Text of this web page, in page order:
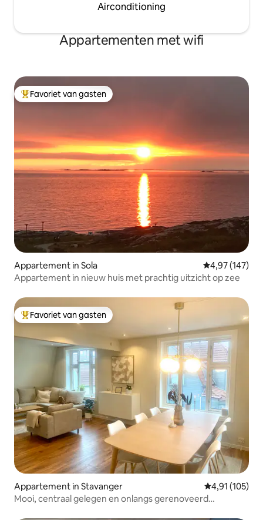
Airconditioning
Appartementen met wifi
Topfavoriet van gasten
Favoriet van gasten
Appartement in Sola Gemiddelde
4,97 (147)
Appartement in nieuw huis met prachtig uitzicht op zee
Topfavoriet van gasten
Favoriet van gasten
Appartement in Stavanger Gemiddelde
4,91 (105)
Mooi, centraal gelegen en onlangs gerenoveerd